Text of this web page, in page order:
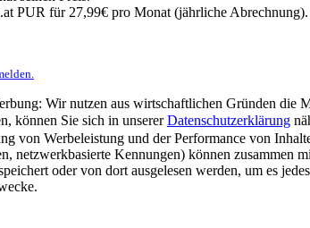
PUR für 27,99€ pro Monat (jährliche Abrechnung).
Wir nutzen aus wirtschaftlichen Gründen die
können Sie sich in unsererDatenschutzerklärung
von Werbeleistung und der Performance von
netzwerkbasierte Kennungen) können
oder von dort ausgelesen werden, um es